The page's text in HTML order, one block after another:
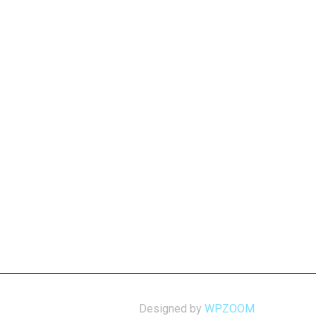
Designed by WPZOOM